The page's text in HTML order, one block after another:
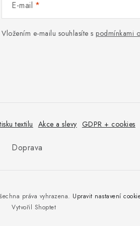
E-mail
Vložením e-mailu souhlasíte s podmínkami
textilu Akce a slevy GDPR + cookies
Doprava
Vytvořil Shoptet
práva vyhrazena. Upravit nastavení